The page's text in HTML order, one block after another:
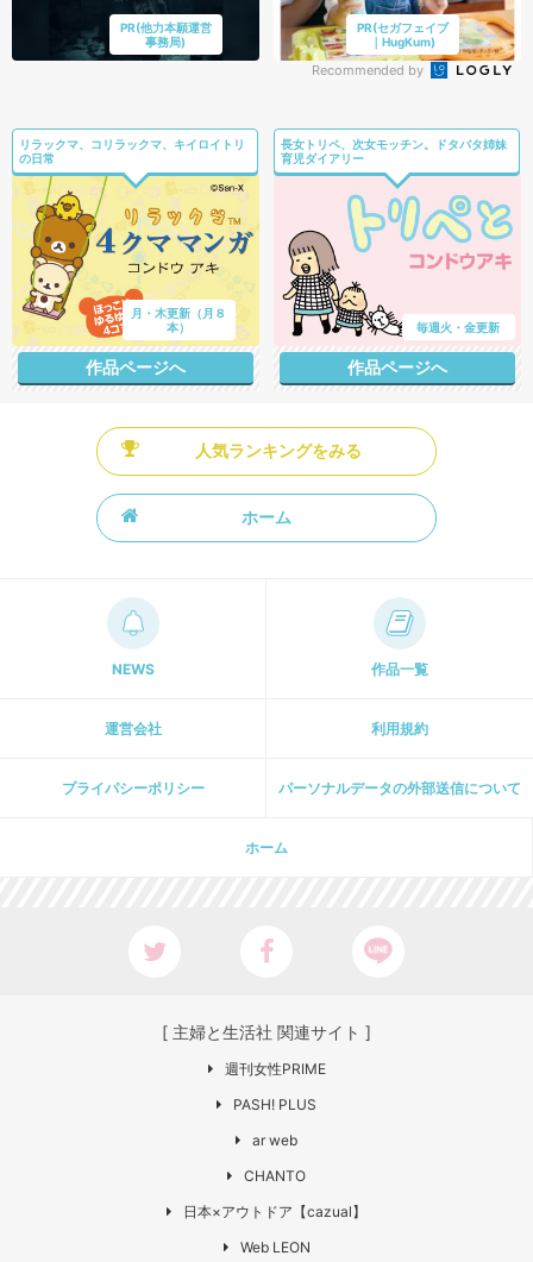
PR(他力本願運営
事務局)
PR(セガフェイブ
｜HugKum)
Recommended by
リラックマ、コリラックマ、キイロイトリ
の日常
月・木更新（月８
本）
作品ページへ
長女トリペ、次女モッチン。ドタバタ姉妹
育児ダイアリー
毎週火・金更新
作品ページへ
人気ランキングをみる
ホーム
NEWS 作品一覧
運営会社 利用規約
プライパシーポリシー パーソナルデータの外部送信について
ホーム
[ 主婦と生活社 関連サイト ]
週刊女性PRIME
PASH! PLUS
ar web
CHANTO
日本×アウトドア【cazual】
Web LEON